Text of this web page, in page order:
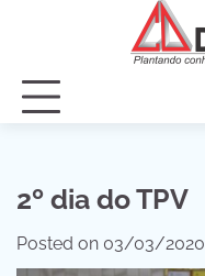
2º dia do TPV
Posted on 03/03/2020